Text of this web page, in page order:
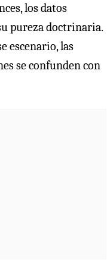
los datos
pureza doctrinaria.
escenario, las
se confunden con